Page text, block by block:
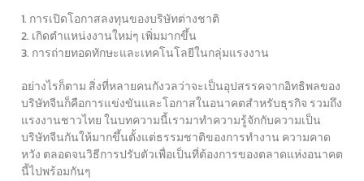
การเปิดโอกาสลงทุนของบริษัทต่างชาติ
เกิดตำแหน่งงานใหม่ๆ เพิ่มมากขึ้น
การถ่ายทอดทักษะและเทคโนโลยีในกลุ่มแรงงาน
อย่างไรก็ตาม สิ่งที่หลายคนกังวลว่าจะเป็นอุปสรรคจากอิทธิพลของ
บริษัทจีนก็คือการแข่งขันและโอกาสในอนาคตสำหรับธุรกิจ รวมถึง
แรงงานชาวไทยในบทความนี้เรามาทำความรู้จักกับความเป็น
บริษัทจีนกันให้มากขึ้นตั้งแต่ธรรมชาติของการทำงาน ความคาด
หวัง ตลอดจนวิธีการปรับตัวเพื่อเป็นที่ต้องการของตลาดแห่งอนาคต
นี้ไปพร้อมกันๆ